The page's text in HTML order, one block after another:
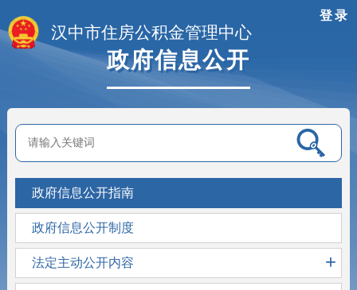
登录
汉中市住房公积金管理中心
政府信息公开
政府信息公开指南
政府信息公开制度
法定主动公开内容 +